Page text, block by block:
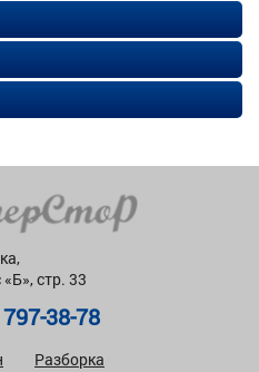
стр. 33
38-78
Разборка